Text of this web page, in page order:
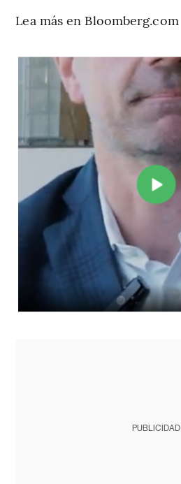
Lea más en Bloomberg.com
PUBLICIDAD